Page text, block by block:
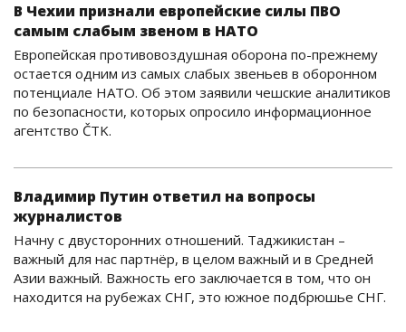
В Чехии признали европейские силы ПВО
самым слабым звеном в НАТО
Европейская противовоздушная оборона по-прежнему
остается одним из самых слабых звеньев в оборонном
потенциале НАТО. Об этом заявили чешские аналитиков
по безопасности, которых опросило информационное
агентство ČTK.
Владимир Путин ответил на вопросы
журналистов
Начну с двусторонних отношений. Таджикистан –
важный для нас партнёр, в целом важный и в Средней
Азии важный. Важность его заключается в том, что он
находится на рубежах СНГ, это южное подбрюшье СНГ.